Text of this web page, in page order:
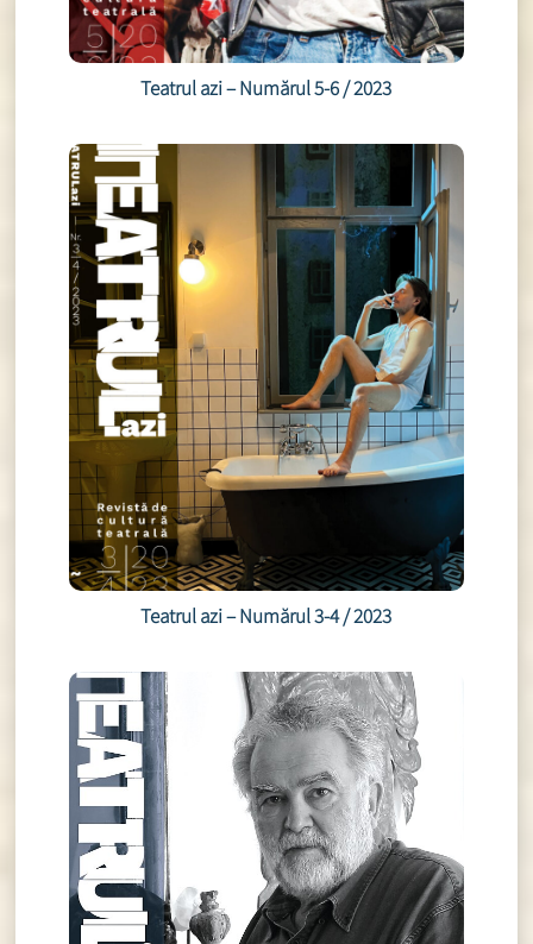
Teatrul azi – Numărul 5-6 / 2023
Teatrul azi – Numărul 3-4 / 2023